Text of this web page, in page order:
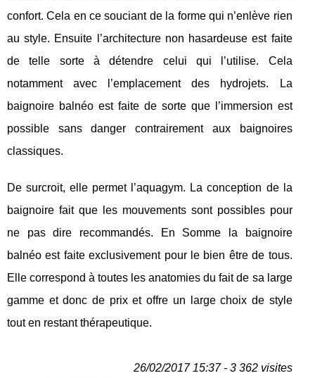
confort. Cela en ce souciant de la forme qui n’enlève rien
au style. Ensuite l’architecture non hasardeuse est faite
de telle sorte à détendre celui qui l’utilise. Cela
notamment avec l’emplacement des hydrojets. La
baignoire balnéo est faite de sorte que l’immersion est
possible sans danger contrairement aux baignoires
classiques.
De surcroit, elle permet l’aquagym. La conception de la
baignoire fait que les mouvements sont possibles pour
ne pas dire recommandés. En Somme la baignoire
balnéo est faite exclusivement pour le bien être de tous.
Elle correspond à toutes les anatomies du fait de sa large
gamme et donc de prix et offre un large choix de style
tout en restant thérapeutique.
26/02/2017 15:37 - 3 362 visites